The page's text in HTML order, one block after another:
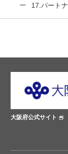
17.パート
国際連合広報セン